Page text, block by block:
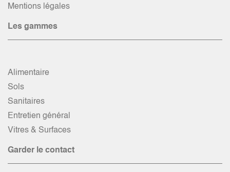
Mentions légales
Les gammes
Alimentaire
Sols
Sanitaires
Entretien général
Vitres & Surfaces
Garder le contact